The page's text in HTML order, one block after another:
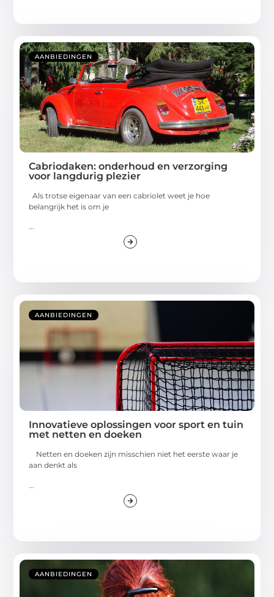
AANBIEDINGEN
Cabriodaken: onderhoud en verzorging
voor langdurig plezier
Als trotse eigenaar van een cabriolet weet je hoe
belangrijk het is om je
...
AANBIEDINGEN
Innovatieve oplossingen voor sport en tuin
met netten en doeken
Netten en doeken zijn misschien niet het eerste waar je
aan denkt als
AANBIEDINGEN